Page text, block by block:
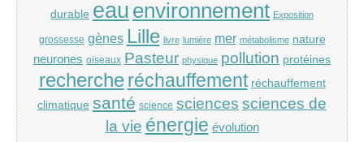
durable eau environnement Exposition
grossesse gènes Lille livre lumière mer métabolisme nature
neurones oiseaux Pasteur physique pollution protéines
recherche réchauffement réchauffement
climatique santé science sciences sciences de
la vie énergie évolution